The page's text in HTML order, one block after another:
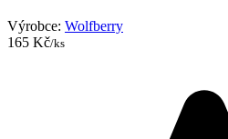
Výrobce: Wolfberry
165 Kč/ks